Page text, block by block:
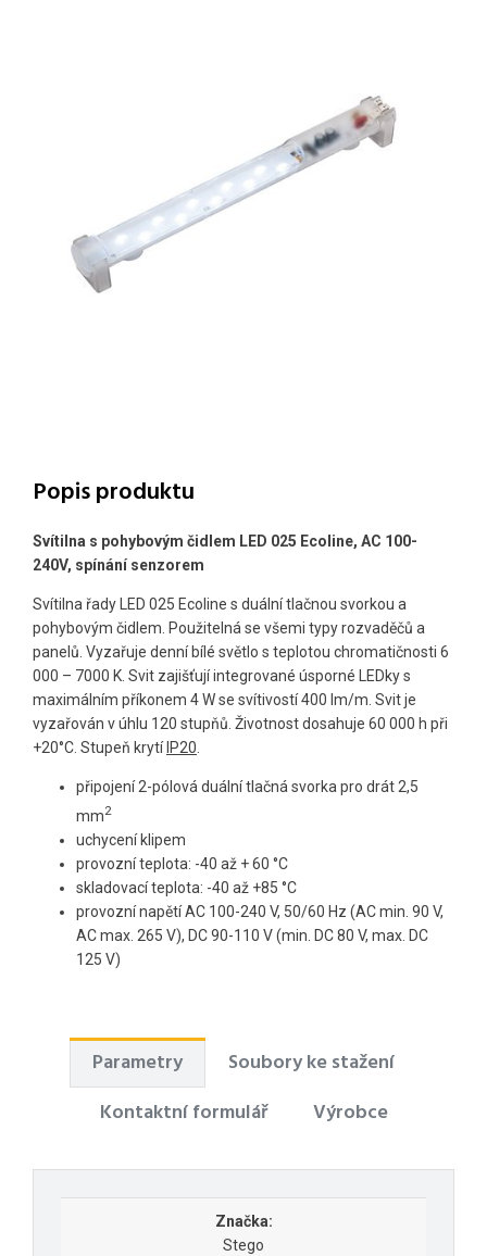
Popis produktu
Svítilna s pohybovým čidlem LED 025 Ecoline, AC 100-
240V, spínání senzorem
Svítilna řady LED 025 Ecoline s duální tlačnou svorkou a
pohybovým čidlem. Použitelná se všemi typy rozvaděčů a
panelů. Vyzařuje denní bílé světlo s teplotou chromatičnosti 6
000 – 7000 K. Svit zajišťují integrované úsporné LEDky s
maximálním příkonem 4 W se svítivostí 400 lm/m. Svit je
vyzařován v úhlu 120 stupňů. Životnost dosahuje 60 000 h při
+20°C. Stupeň krytí IP20.
připojení 2-pólová duální tlačná svorka pro drát 2,5
mm2
uchycení klipem
provozní teplota: -40 až + 60 °C
skladovací teplota: -40 až +85 °C
provozní napětí AC 100-240 V, 50/60 Hz (AC min. 90 V,
AC max. 265 V), DC 90-110 V (min. DC 80 V, max. DC
125 V)
Parametry
Soubory ke stažení
Kontaktní formulář
Výrobce
Značka:
Stego